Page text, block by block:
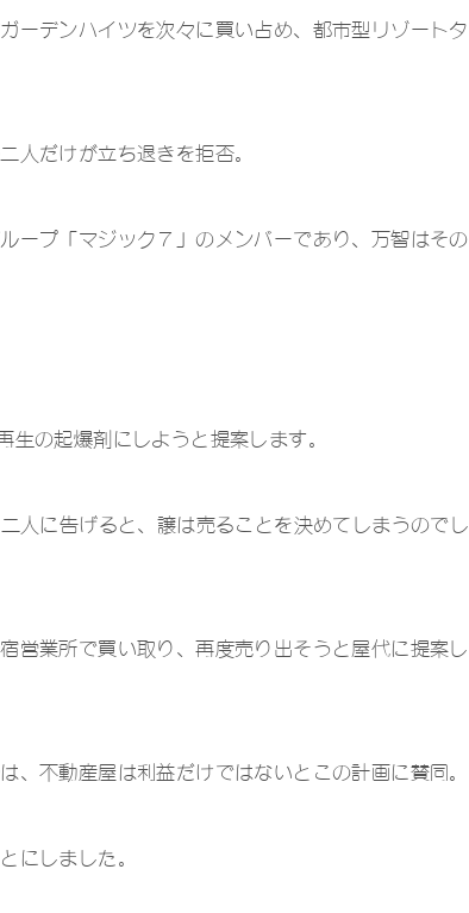
ーデンハイツを次々に買い占め、都市型リゾートタ
人だけが立ち退きを拒否。
ープ「マジック７」のメンバーであり、万智はその
の起爆剤にしようと提案します。
に告げると、譲は売ることを決めてしまうのでし
営業所で買い取り、再度売り出そうと屋代に提案し
不動産屋は利益だけではないとこの計画に賛同。
にしました。